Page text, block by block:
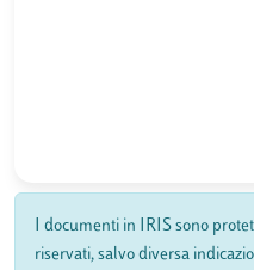
I documenti in IRIS sono
riservati, salvo diversa